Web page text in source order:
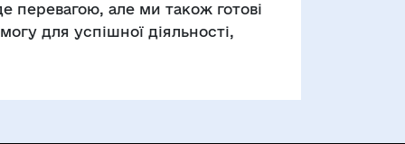
перевагою, але ми також готові
для успішної діяльності,